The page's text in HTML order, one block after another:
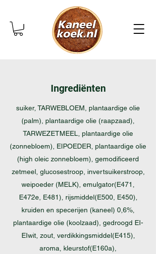
Ingrediënten
suiker, TARWEBLOEM, plantaardige olie
(palm), plantaardige olie (raapzaad),
TARWEZETMEEL, plantaardige olie
(zonnebloem), EIPOEDER, plantaardige olie
(high oleic zonnebloem), gemodificeerd
zetmeel, glucosestroop, invertsuikerstroop,
weipoeder (MELK), emulgator(E471,
E472e, E481), rijsmiddel(E500, E450),
kruiden en specerijen (kaneel) 0,6%,
plantaardige olie (koolzaad), gedroogd EI-
EIwit, zout, verdikkingsmiddel(E415),
aroma, kleurstof(E160a),